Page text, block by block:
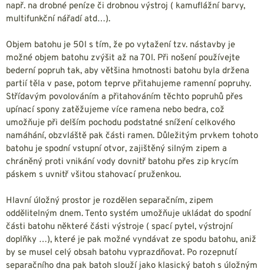
např. na drobné peníze či drobnou výstroj ( kamuflážní barvy,
multifunkční nářadí atd…).
Objem batohu je 50l s tím, že po vytažení tzv. nástavby je
možné objem batohu zvýšit až na 70l. Při nošení používejte
bederní popruh tak, aby většina hmotnosti batohu byla držena
partií těla v pase, potom teprve přitahujeme ramenní popruhy.
Střídavým povolováním a přitahováním těchto popruhů přes
upínací spony zatěžujeme více ramena nebo bedra, což
umožňuje při delším pochodu podstatné snížení celkového
namáhání, obzvláště pak části ramen. Důležitým prvkem tohoto
batohu je spodní vstupní otvor, zajištěný silným zipem a
chráněný proti vnikání vody dovnitř batohu přes zip krycím
páskem s uvnitř všitou stahovací pruženkou.
Hlavní úložný prostor je rozdělen separačním, zipem
oddělitelným dnem. Tento systém umožňuje ukládat do spodní
části batohu některé části výstroje ( spací pytel, výstrojní
doplňky …), které je pak možné vyndávat ze spodu batohu, aniž
by se musel celý obsah batohu vyprazdňovat. Po rozepnutí
separačního dna pak batoh slouží jako klasický batoh s úložným